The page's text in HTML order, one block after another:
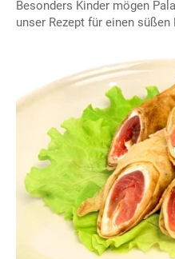
Besonders Kinder mögen
unser Rezept für einen